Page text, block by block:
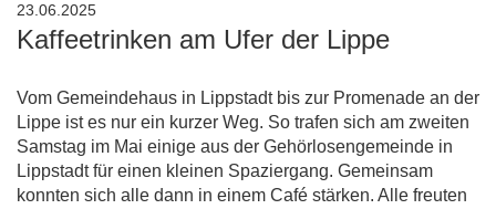
23.06.2025
Kaffeetrinken am Ufer der Lippe
Vom Gemeindehaus in Lippstadt bis zur Promenade an der
Lippe ist es nur ein kurzer Weg. So trafen sich am zweiten
Samstag im Mai einige aus der Gehörlosengemeinde in
Lippstadt für einen kleinen Spaziergang. Gemeinsam
konnten sich alle dann in einem Café stärken. Alle freuten